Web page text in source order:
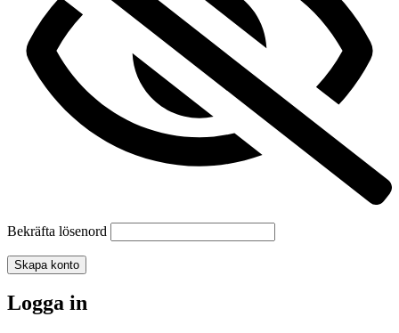
Bekräfta lösenord
Skapa konto
Logga in